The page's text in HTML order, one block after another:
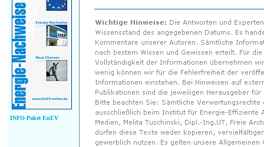
INFO-Paket EnEV